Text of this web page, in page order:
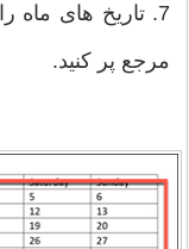
7. تاریخ های ماه
مرجع پر کنید.